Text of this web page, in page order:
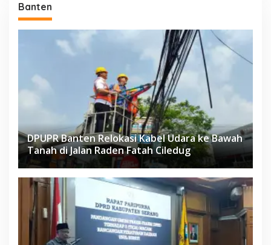
Banten
DPUPR Banten Relokasi Kabel Udara ke Bawah
Tanah di Jalan Raden Fatah Ciledug